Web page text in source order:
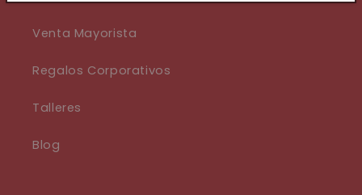
Venta Mayorista
Regalos Corporativos
Talleres
Blog